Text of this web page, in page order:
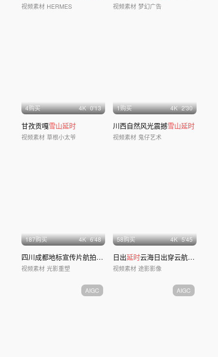
视频素材 HERMES 视频素材 梦幻广告
4购买 4K 0'13
甘孜贡嘎雪山延时
视频素材 草根小太爷
1购买 4K 2'30
川西自然风光震撼雪山延时
视频素材 鬼仔艺术
187购买 4K 6'48
四川成都地标宣传片航拍
延时 合集
视频素材 光影重塑
58购买 4K 5'45
日出延时云海日出穿云航拍
视频素材 途影影像
AIGC AIGC